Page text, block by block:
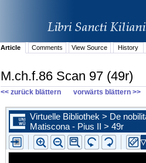
Article Comments View Source History
M.ch.f.86 Scan 97 (49r)
<< zurück blättern vorwärts blättern >>